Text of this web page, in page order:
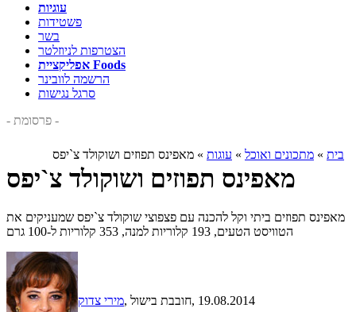
עוגיות
פשטידות
בשר
הצטרפות לניוזלטר
אפליקציית Foods
הרשמה לוובינר
סרגל נגישות
- פרסומת -
בית » מתכונים ואוכל » עוגות » מאפינס תפוזים ושוקולד צ`יפס
מאפינס תפוזים ושוקולד צ`יפס
מאפינס תפוזים ביתי וקל להכנה עם פצפוצי שוקולד צ`יפס שמעניקים את
הטוויסט הטעים, 193 קלוריות למנה, 353 קלוריות ל-100 גרם
מירי צדוק , חובבת בישול, 19.08.2014